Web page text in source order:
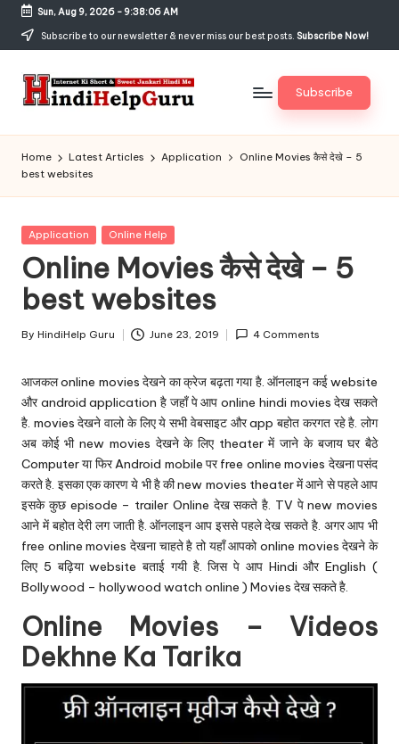
Skip
content
Sun, Aug 9, 2026- 9:38:07 AM
Subscribe to our newsletter & never miss our best posts. Subscribe Now!
H
in
di
H
el
p
G
u
r
u.
c
o
m
Jankari
Hindi
me
Subscribe
Home Latest Articles Application
Online Movies कैसे देखे – 5
best websites
Posted
Application Online Help
Online Movies कैसे देखे – 5
best websites
Posted
By HindiHelp Guru June 23, 2019 4 Comments
आजकल online movies देखने का क्रेज बढ़ता गया है. ऑनलाइन कई website
और android application है जहाँ पे आप online hindi movies देख सकते
है. movies देखने वालो के लिए ये सभी वेबसाइट और app बहोत करगत रहे है. लोग
अब कोई भी new movies देखने के लिए theater में जाने के बजाय घर बैठे
Computer या फिर Android mobile पर free online movies देखना पसंद
करते है. इसका एक कारण ये भी है की new movies theater में आने से पहले आप
इसके कुछ episode – trailer Online देख सकते है. TV पे new movies
आने में बहोत देरी लग जाती है. ऑनलाइन आप इससे पहले देख सकते है. अगर आप भी
free online movies देखना चाहते है तो यहाँ आपको online movies देखने के
लिए 5 बढ़िया website बताई गयी है. जिस पे आप Hindi और English (
Bollywood – hollywood watch online ) Movies देख सकते है.
Online Movies – Videos
Dekhne Ka Tarika